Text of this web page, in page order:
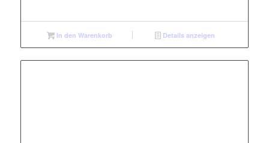
In den Warenkorb Details anzeigen